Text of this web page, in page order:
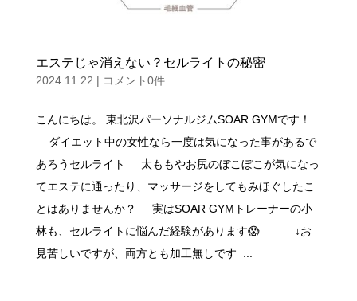
エステじゃ消えない？セルライトの秘密
2024.11.22 | コメント0件
こんにちは。 東北沢パーソナルジムSOAR GYMです！
ダイエット中の女性なら一度は気になった事があるで
あろうセルライト 太ももやお尻のぼこぼこが気になっ
てエステに通ったり、マッサージをしてもみほぐしたこ
とはありませんか？ 実はSOAR GYMトレーナーの小
林も、セルライトに悩んだ経験があります😱 ↓お
見苦しいですが、両方とも加工無しです ...